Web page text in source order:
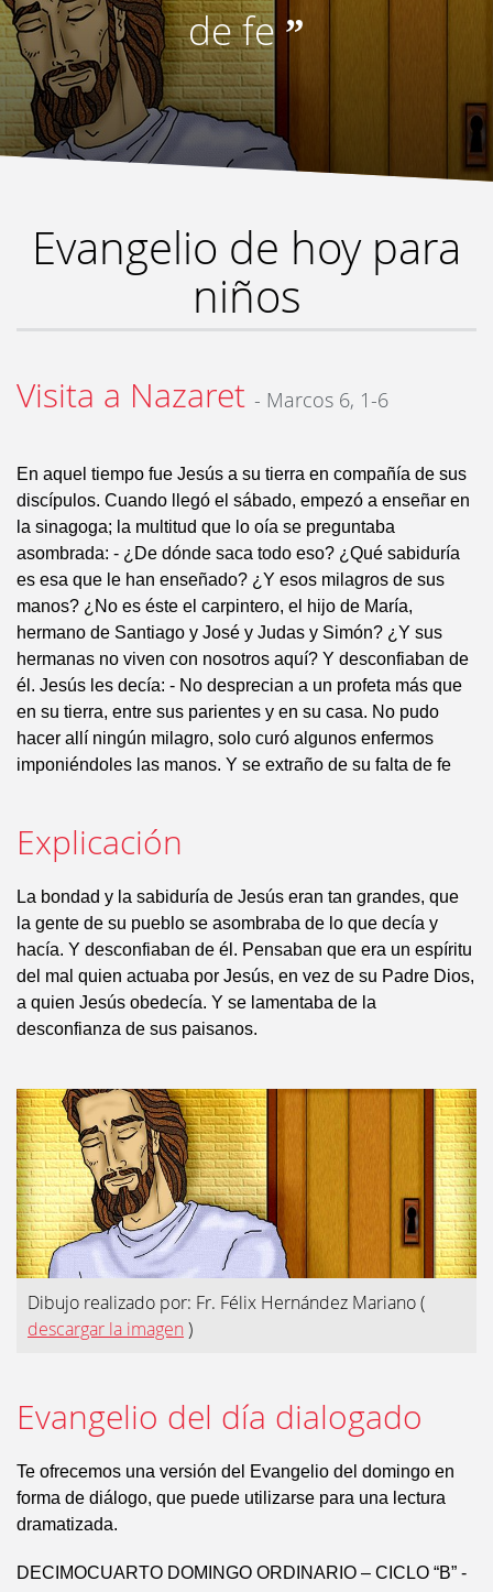
de fe ”
Evangelio de hoy para
niños
Visita a Nazaret - Marcos 6, 1-6
En aquel tiempo fue Jesús a su tierra en compañía de sus
discípulos. Cuando llegó el sábado, empezó a enseñar en
la sinagoga; la multitud que lo oía se preguntaba
asombrada: - ¿De dónde saca todo eso? ¿Qué sabiduría
es esa que le han enseñado? ¿Y esos milagros de sus
manos? ¿No es éste el carpintero, el hijo de María,
hermano de Santiago y José y Judas y Simón? ¿Y sus
hermanas no viven con nosotros aquí? Y desconfiaban de
él. Jesús les decía: - No desprecian a un profeta más que
en su tierra, entre sus parientes y en su casa. No pudo
hacer allí ningún milagro, solo curó algunos enfermos
imponiéndoles las manos. Y se extraño de su falta de fe
Explicación
La bondad y la sabiduría de Jesús eran tan grandes, que
la gente de su pueblo se asombraba de lo que decía y
hacía. Y desconfiaban de él. Pensaban que era un espíritu
del mal quien actuaba por Jesús, en vez de su Padre Dios,
a quien Jesús obedecía. Y se lamentaba de la
desconfianza de sus paisanos.
Dibujo realizado por: Fr. Félix Hernández Mariano(
descargar la imagen )
Evangelio del día dialogado
Te ofrecemos una versión del Evangelio del domingo en
forma de diálogo, que puede utilizarse para una lectura
dramatizada.
DECIMOCUARTO DOMINGO ORDINARIO – CICLO “B” -